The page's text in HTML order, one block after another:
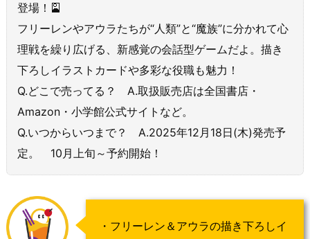
登場！🎴
フリーレンやアウラたちが“人類”と“魔族”に分かれて心
理戦を繰り広げる、新感覚の会話型ゲームだよ。描き
下ろしイラストカードや多彩な役職も魅力！
Q.どこで売ってる？ A.取扱販売店は全国書店・
Amazon・小学館公式サイトなど。
Q.いつからいつまで？ A.2025年12月18日(木)発売予
定。 10月上旬～予約開始！
・フリーレン＆アウラの描き下ろしイ